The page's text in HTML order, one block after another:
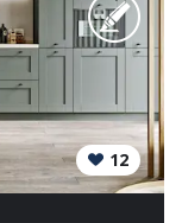
12